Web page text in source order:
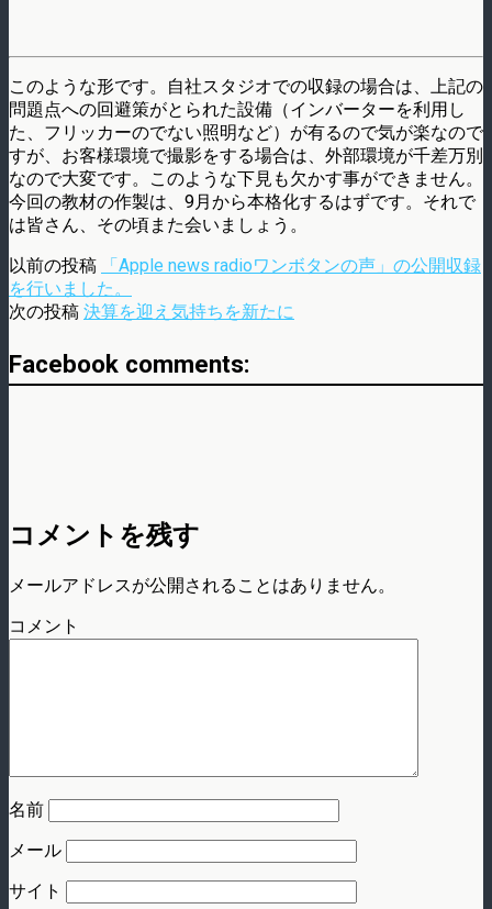
このような形です。自社スタジオでの収録の場合は、上記の
問題点への回避策がとられた設備（インバーターを利用し
た、フリッカーのでない照明など）が有るので気が楽なので
すが、お客様環境で撮影をする場合は、外部環境が千差万別
なので大変です。このような下見も欠かす事ができません。
今回の教材の作製は、9月から本格化するはずです。それで
は皆さん、その頃また会いましょう。
以前の投稿
「Apple news radioワンボタンの声」の公開収録
を行いました。
次の投稿 決算を迎え気持ちを新たに
Facebook comments:
コメントを残す
メールアドレスが公開されることはありません。
コメント
名前
メール
サイト